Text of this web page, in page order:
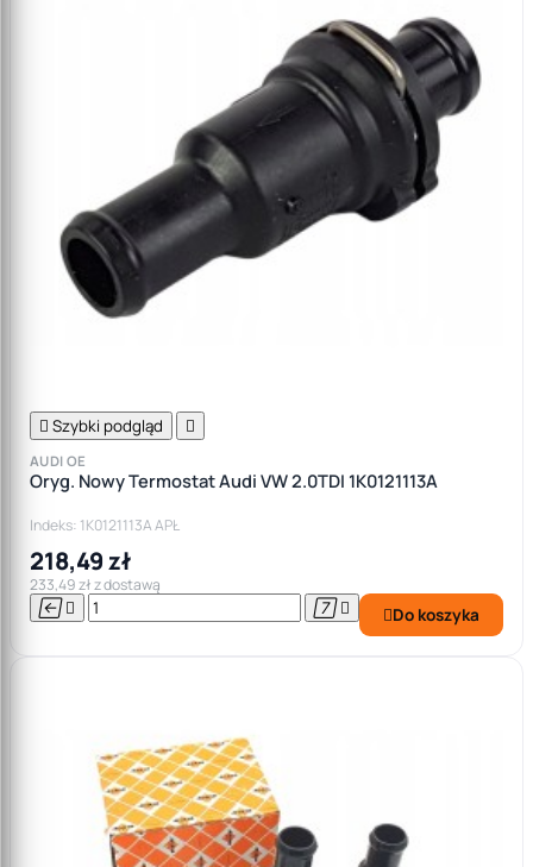
 Szybki podgląd 
AUDI OE
Oryg. Nowy Termostat Audi VW 2.0TDI 1K0121113A
Indeks: 1K0121113A APŁ
218,49 zł
233,49 zł z dostawą
    Do koszyka